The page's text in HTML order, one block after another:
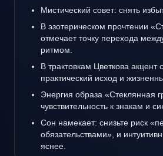
Мистический совет: снять
В эзотерическом прочтении
отмечает точку перехода
ритмом.
В трактовкам Цветкова акцент
практический исход и
Энергия образа «Стеклянная
чувствительность к знакам и
Сон намекает: снизьте риск
обязательствами», и
яснее.